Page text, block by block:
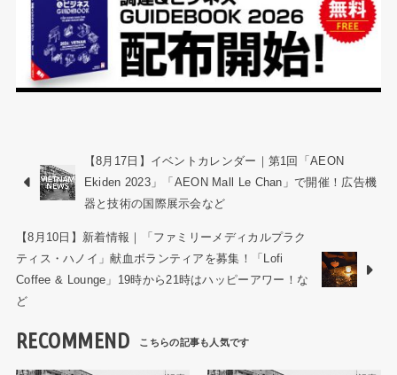
【8月17日】イベントカレンダー｜第1回「AEON
Ekiden 2023」「AEON Mall Le Chan」で開催！広告機
器と技術の国際展示会など
【8月10日】新着情報｜「ファミリーメディカルプラク
ティス・ハノイ」献血ボランティアを募集！「Lofi
Coffee & Lounge」19時から21時はハッピーアワー！な
ど
RECOMMEND